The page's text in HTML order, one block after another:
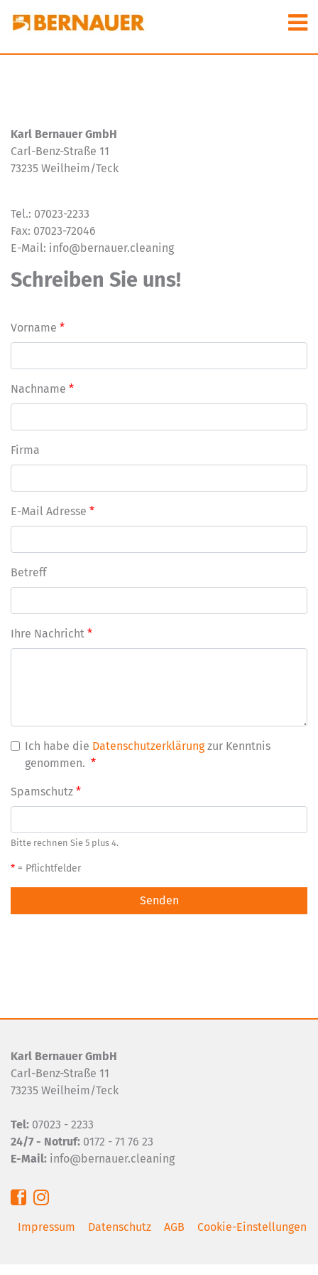
Karl Bernauer GmbH
Carl-Benz-Straße 11
73235 Weilheim/Teck
Tel.: 07023-2233
Fax: 07023-72046
E-Mail: info@bernauer.cleaning
Schreiben Sie uns!
Pflichtfeld
Vorname *
Pflichtfeld
Nachname *
Firma
Pflichtfeld
E-Mail Adresse *
Betreff
Pflichtfeld
Ihre Nachricht *
Ich habe die Datenschutzerklärungzur Kenntnis
genommen. *
Pflichtfeld
Spamschutz *
Bitte rechnen Sie 5 plus 4.
* = Pflichtfelder
Senden
Karl Bernauer GmbH
Carl-Benz-Straße 11
73235 Weilheim/Teck
Tel: 07023 - 2233
24/7 - Notruf: 0172 - 71 76 23
E-Mail: info@bernauer.cleaning
Navigation überspringen
Impressum Datenschutz AGB Cookie-Einstellungen